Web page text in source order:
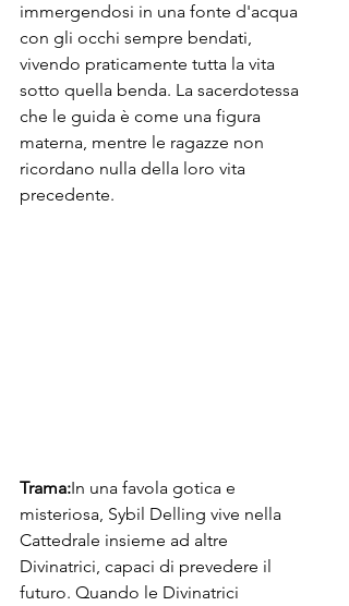
immergendosi in una fonte d'acqua
con gli occhi sempre bendati,
vivendo praticamente tutta la vita
sotto quella benda. La sacerdotessa
che le guida è come una figura
materna, mentre le ragazze non
ricordano nulla della loro vita
precedente.
Trama:In una favola gotica e
misteriosa, Sybil Delling vive nella
Cattedrale insieme ad altre
Divinatrici, capaci di prevedere il
futuro. Quando le Divinatrici